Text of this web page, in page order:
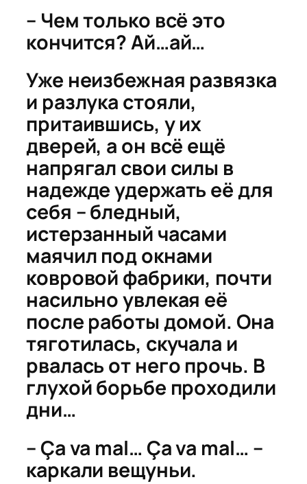
– Чем только всё это
кончится? Ай…ай…
Уже неизбежная развязка
и разлука стояли,
притаившись, у их
дверей, а он всё ещё
напрягал свои силы в
надежде удержать её для
себя – бледный,
истерзанный часами
маячил под окнами
ковровой фабрики, почти
насильно увлекая её
после работы домой. Она
тяготилась, скучала и
рвалась от него прочь. В
глухой борьбе проходили
дни…
– Ça va mal… Ça va mal… –
каркали вещуньи.